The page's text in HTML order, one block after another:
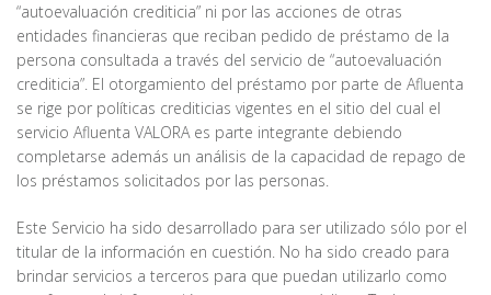
“autoevaluación crediticia” ni por las acciones de otras
entidades financieras que reciban pedido de préstamo de la
persona consultada a través del servicio de “autoevaluación
crediticia”. El otorgamiento del préstamo por parte de Afluenta
se rige por políticas crediticias vigentes en el sitio del cual el
servicio Afluenta VALORA es parte integrante debiendo
completarse además un análisis de la capacidad de repago de
los préstamos solicitados por las personas.
Este Servicio ha sido desarrollado para ser utilizado sólo por el
titular de la información en cuestión. No ha sido creado para
brindar servicios a terceros para que puedan utilizarlo como